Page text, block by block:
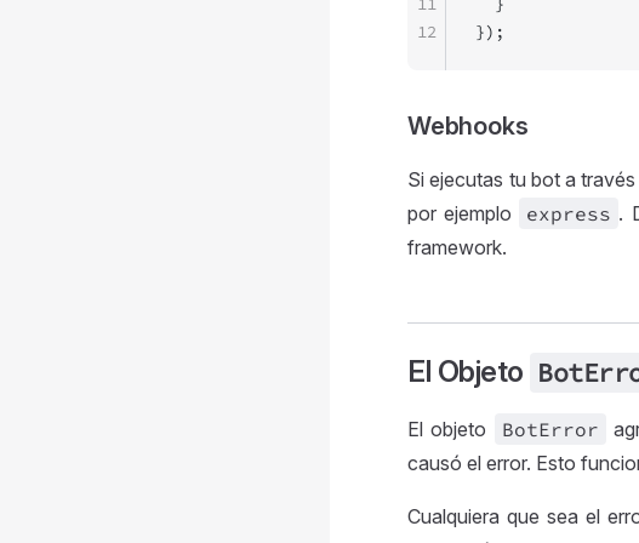
});
12
Webhooks
Si ejecutas tu bot a
por ejemplo
express .
framework.
El Objeto Bot
El objeto BotError
causó el error. Esto
Cualquiera que sea el